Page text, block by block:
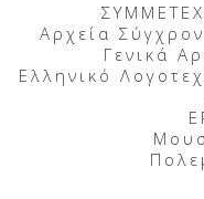
Αρχεία
Γενικά
Ελληνικό